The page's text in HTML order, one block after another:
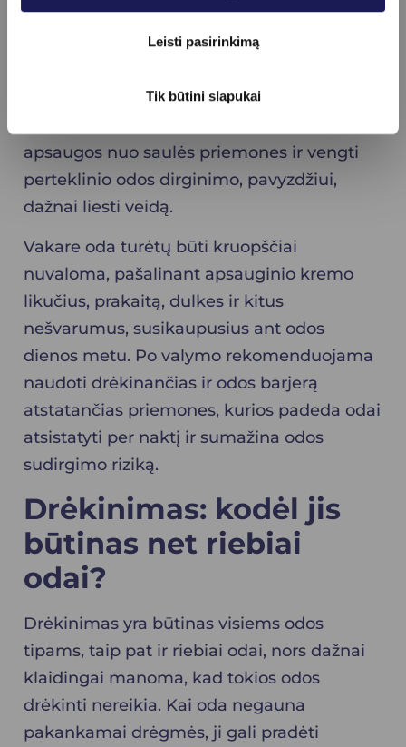
Leisti pasirinkimą
Tik būtini slapukai
apsauga nuo saulės. SPF turėtų būti
tepamas ant visų atvirų odos vietų. Dienos
pasireiškiant intensyviam prakaitavimui,
apsaugos nuo saulės priemones ir vengti
perteklinio odos dirginimo, pavyzdžiui,
dažnai liesti veidą.
Vakare oda turėtų būti kruopščiai
nuvaloma, pašalinant apsauginio kremo
likučius, prakaitą, dulkes ir kitus
nešvarumus, susikaupusius ant odos
dienos metu. Po valymo rekomenduojama
naudoti drėkinančias ir odos barjerą
atstatančias priemones, kurios padeda odai
atsistatyti per naktį ir sumažina odos
sudirgimo riziką.
Drėkinimas: kodėl jis
būtinas net riebiai
odai?
Drėkinimas yra būtinas visiems odos
tipams, taip pat ir riebiai odai, nors dažnai
klaidingai manoma, kad tokios odos
drėkinti nereikia. Kai oda negauna
pakankamai drėgmės, ji gali pradėti